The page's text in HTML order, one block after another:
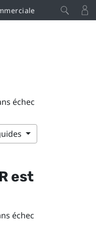
échec
est
échec